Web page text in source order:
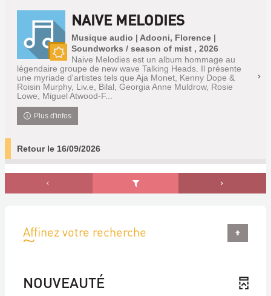
Nouveauté
NAIVE MELODIES
Musique audio | Adooni, Florence |
Soundworks / season of mist , 2026
Naive Melodies est un album hommage au
légendaire groupe de new wave Talking Heads. Il présente
une myriade d'artistes tels que Aja Monet, Kenny Dope &
Roisin Murphy, Liv.e, Bilal, Georgia Anne Muldrow, Rosie
Lowe, Miguel Atwood-F...
Plus d'infos
Retour le 16/09/2026
Affinez votre recherche
NOUVEAUTÉ